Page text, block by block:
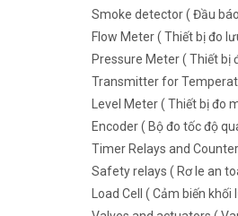
Smoke detector ( Đầu
Flow Meter ( Thiết bị đo
Pressure Meter ( Thiết bị
Transmitter for
Level Meter ( Thiết bị đo
Encoder ( Bộ đo tốc độ
Timer Relays and
Safety relays ( Rơ le an
Load Cell ( Cảm biến khối